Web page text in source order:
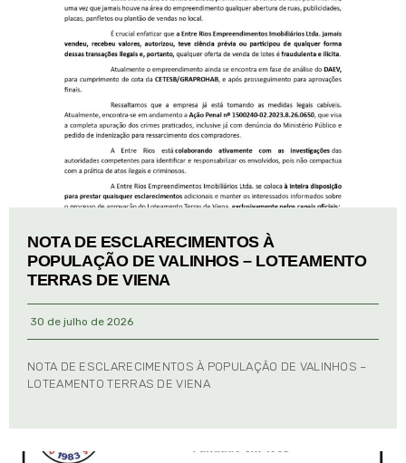
NOTA DE ESCLARECIMENTOS À
POPULAÇÃO DE VALINHOS – LOTEAMENTO
TERRAS DE VIENA
30 de julho de 2026
NOTA DE ESCLARECIMENTOS À POPULAÇÃO DE VALINHOS –
LOTEAMENTO TERRAS DE VIENA